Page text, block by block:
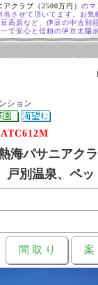
クラブ（2500万円） のマ
当させて頂いてます。お気
高原など、伊豆の中古別
で安心と信頼の伊豆太陽
ション
ATC612M
海パサニアク
戸別温泉、ペッ
間 取 り 案